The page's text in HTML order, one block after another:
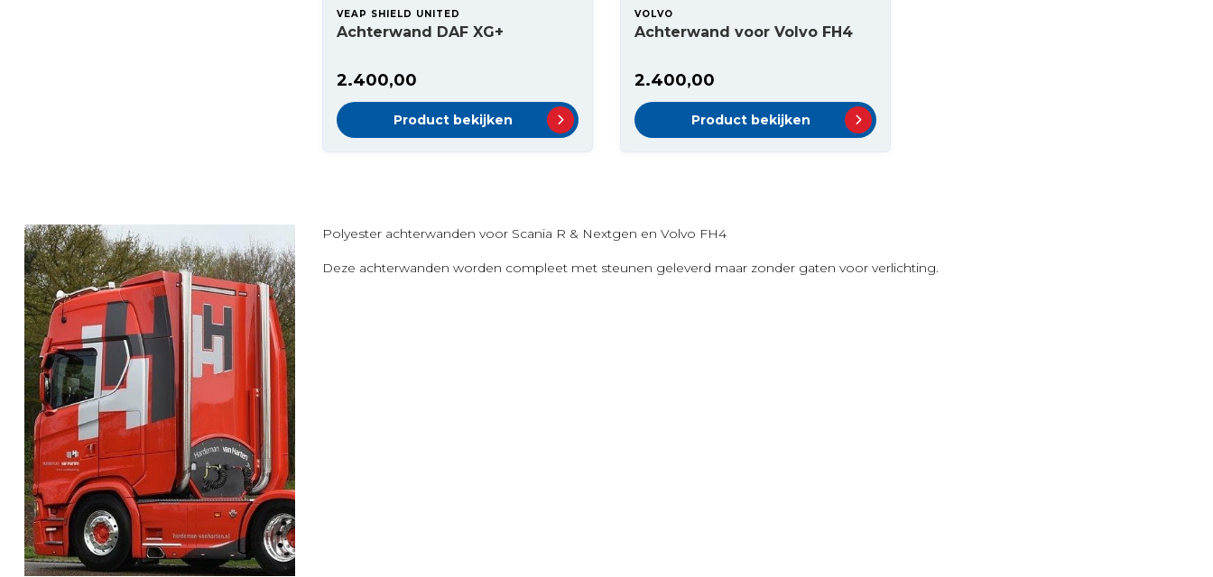
VEAP SHIELD UNITED
Achterwand DAF XG+
2.400,00
Product bekijken
VOLVO
Achterwand voor Volvo FH4
2.400,00
Product bekijken
Polyester achterwanden voor Scania R & Nextgen en Volvo FH4
Deze achterwanden worden compleet met steunen geleverd maar zonder gaten voor verlichting.